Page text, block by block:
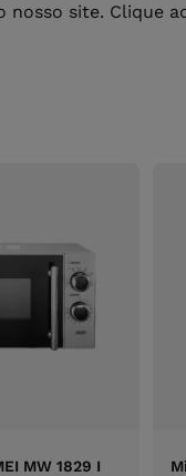
site. Clique
MW 1829 I